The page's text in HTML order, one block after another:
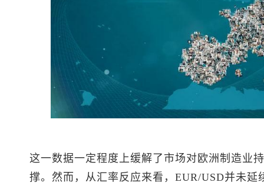
这一数据一定程度上缓解了市场对欧洲制造业
撑。然而，从汇率反应来看，EUR/USD并未